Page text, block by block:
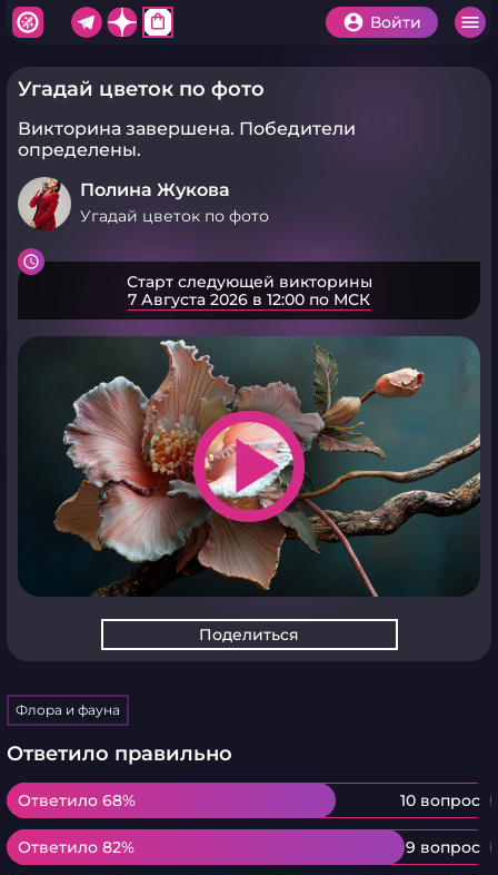
shopping_bag Войти
Угадай цветок по фото
Викторина завершена. Победители
определены.
Полина Жукова
Угадай цветок по фото
Старт следующей викторины
7 Августа 2026 в 12:00 по МСК
play_arrow
Поделиться
Флора и фауна
Ответило правильно
Ответило 68% 10 вопрос
Ответило 68%
Ответило 82% 9 вопрос
Ответило 82%